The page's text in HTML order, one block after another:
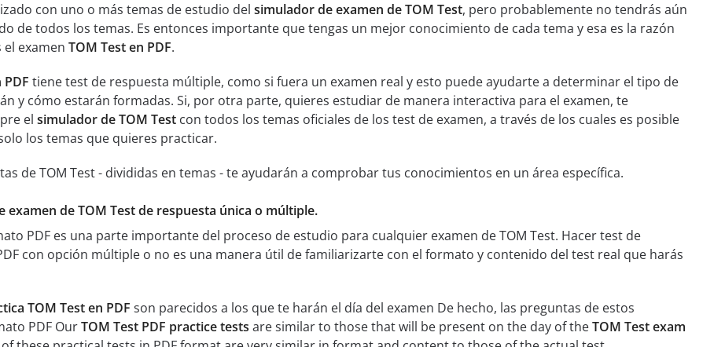
con uno o más temas de estudio del simulador de examen de TOM Test, pero probablemente no tendrás aún
de todos los temas. Es entonces importante que tengas un mejor conocimiento de cada tema y esa es la razón
examen TOM Test en PDF.
tiene test de respuesta múltiple, como si fuera un examen real y esto puede ayudarte a determinar el tipo de
y cómo estarán formadas. Si, por otra parte, quieres estudiar de manera interactiva para el examen, te
el simulador de TOM Testcon todos los temas oficiales de los test de examen, a través de los cuales es posible
los temas que quieres practicar.
de TOM Test - divididas en temas - te ayudarán a comprobar tus conocimientos en un área específica.
examen de TOM Test de respuesta única o múltiple.
PDF es una parte importante del proceso de estudio para cualquier examen de TOM Test. Hacer test de
con opción múltiple o no es una manera útil de familiarizarte con el formato y contenido del test real que harás
TOM Test en PDF son parecidos a los que te harán el día del examen De hecho, las preguntas de estos
PDF OurTOM Test PDF practice tests are similar to those that will be present on the day of theTOM Test exam